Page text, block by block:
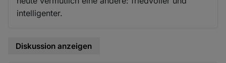
intelligenter.
Diskussion anzeigen